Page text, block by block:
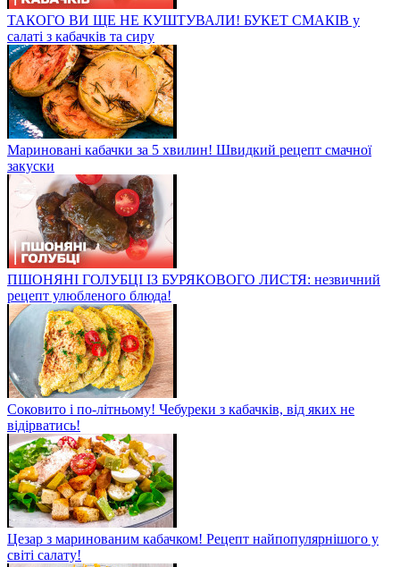
ТАКОГО ВИ ЩЕ НЕ КУШТУВАЛИ! БУКЕТ СМАКІВ у
салаті з кабачків та сиру
Мариновані кабачки за 5 хвилин! Швидкий рецепт смачної
закуски
ПШОНЯНІ ГОЛУБЦІ ІЗ БУРЯКОВОГО ЛИСТЯ: незвичний
рецепт улюбленого блюда!
Соковито і по-літньому! Чебуреки з кабачків, від яких не
відірватись!
Цезар з маринованим кабачком! Рецепт найпопулярнішого у
світі салату!